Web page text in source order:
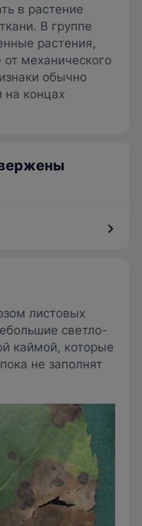
в растение
В группе
растения,
механического
обычно
на концах
листовых
светло-
каймой, которые
не заполнят